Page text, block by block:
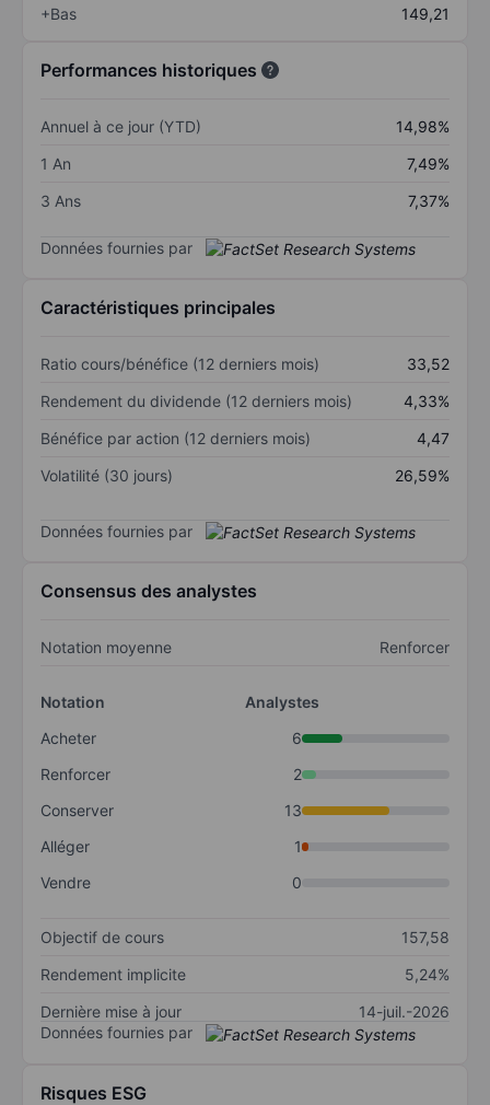
+Bas
149,21
Performances historiques
Annuel à ce jour (YTD)
14,98%
1 An
7,49%
3 Ans
7,37%
Données fournies par
Caractéristiques principales
Ratio cours/bénéfice (12 derniers mois)
33,52
Rendement du dividende (12 derniers mois)
4,33%
Bénéfice par action (12 derniers mois)
4,47
Volatilité (30 jours)
26,59%
Données fournies par
Consensus des analystes
Notation moyenne Renforcer
Notation
Analystes
Acheter
6
Renforcer
2
Conserver
13
Alléger
1
Vendre
0
Objectif de cours
157,58
Rendement implicite
5,24%
Dernière mise à jour
14-juil.-2026
Données fournies par
Risques ESG